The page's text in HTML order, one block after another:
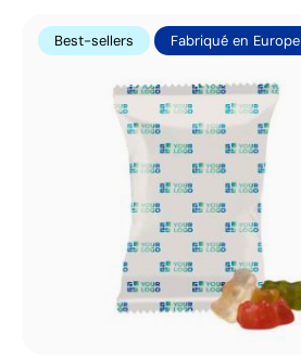
Best-sellers Fabriqué en Europe